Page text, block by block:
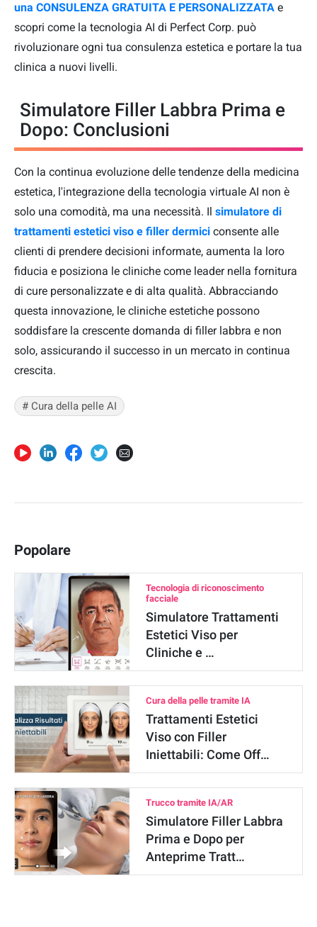
una CONSULENZA GRATUITA E PERSONALIZZATA e
scopri come la tecnologia AI di Perfect Corp. può
rivoluzionare ogni tua consulenza estetica e portare la tua
clinica a nuovi livelli.
Simulatore Filler Labbra Prima e
Dopo: Conclusioni
Con la continua evoluzione delle tendenze della medicina
estetica, l'integrazione della tecnologia virtuale AI non è
solo una comodità, ma una necessità. Il simulatore di
trattamenti estetici viso e filler dermici consente alle
clienti di prendere decisioni informate, aumenta la loro
fiducia e posiziona le cliniche come leader nella fornitura
di cure personalizzate e di alta qualità. Abbracciando
questa innovazione, le cliniche estetiche possono
soddisfare la crescente domanda di filler labbra e non
solo, assicurando il successo in un mercato in continua
crescita.
# Cura della pelle AI
Popolare
Tecnologia di riconoscimento
facciale
Simulatore Trattamenti
Estetici Viso per
Cliniche e …
Cura della pelle tramite IA
Trattamenti Estetici
Viso con Filler
Iniettabili: Come Off…
Trucco tramite IA/AR
Simulatore Filler Labbra
Prima e Dopo per
Anteprime Tratt…